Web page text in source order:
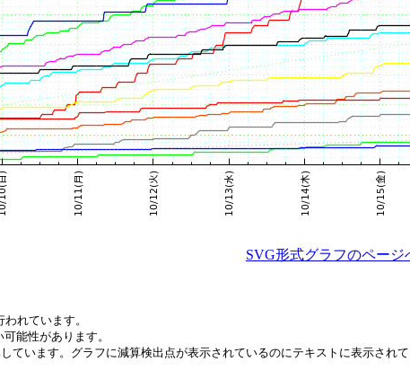
SVG形式グラフのページ
れています。
能性があります。
ています。グラフに減算検出点が表示されているのにテキストに表示され